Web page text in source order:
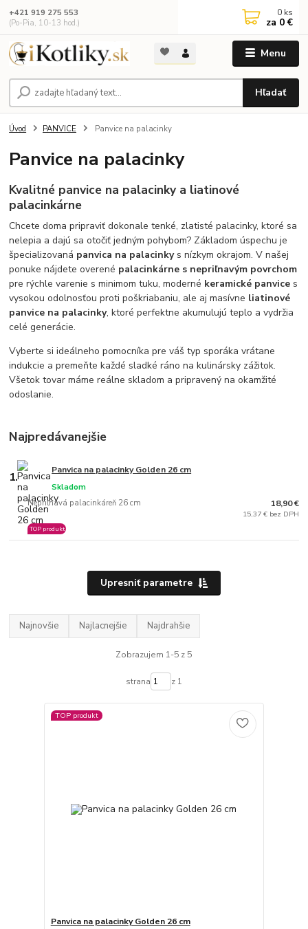
Menu
Hľadať
+421 919 275 553
(Po-Pia, 10-13 hod.)
0 ks
za 0 €
Úvod PANVICE Panvice na palacinky
Panvice na palacinky
Kvalitné panvice na palacinky a liatinové
palacinkárne
Chcete doma pripraviť dokonale tenké, zlatisté palacinky, ktoré sa
nelepia a dajú sa otočiť jedným pohybom? Základom úspechu je
špecializovaná panvica na palacinkys nízkym okrajom. V našej
ponuke nájdete overené palacinkárne s nepriľnavým povrchom
pre rýchle varenie s minimom tuku, moderné keramické panvice s
vysokou odolnosťou proti poškriabaniu, ale aj masívne liatinové
panvice na palacinky, ktoré perfektne akumulujú teplo a vydržia
celé generácie.
Vyberte si ideálneho pomocníka pre váš typ sporáka vrátane
indukcie a premeňte každé sladké ráno na kulinársky zážitok.
Všetok tovar máme reálne skladom a pripravený na okamžité
odoslanie.
Najpredávanejšie
1. Panvica na palacinky Golden 26 cm
Nepriľnavá palacinkáreň 26 cm
Skladom
TOP produkt
18,90 €
15,37 € bez DPH
Upresniť parametre
Najnovšie Najlacnejšie Najdrahšie
Zobrazujem 1-5 z 5
strana z 1
TOP produkt
Panvica na palacinky Golden 26 cm